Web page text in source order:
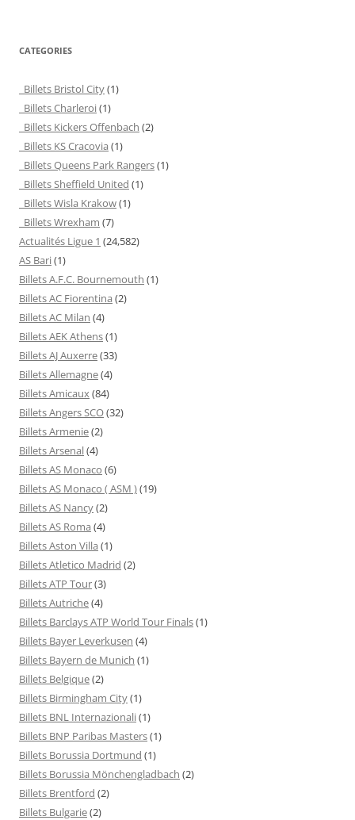
CATEGORIES
Billets Bristol City(1)
Billets Charleroi(1)
Billets Kickers Offenbach (2)
Billets KS Cracovia (1)
Billets Queens Park Rangers(1)
Billets Sheffield United (1)
Billets Wisla Krakow(1)
Billets Wrexham (7)
Actualités Ligue 1 (24,582)
AS Bari(1)
Billets A.F.C. Bournemouth (1)
Billets AC Fiorentina (2)
Billets AC Milan (4)
Billets AEK Athens(1)
Billets AJ Auxerre(33)
Billets Allemagne(4)
Billets Amicaux(84)
Billets Angers SCO(32)
Billets Armenie(2)
Billets Arsenal(4)
Billets AS Monaco (6)
Billets AS Monaco ( ASM )(19)
Billets AS Nancy(2)
Billets AS Roma (4)
Billets Aston Villa (1)
Billets Atletico Madrid (2)
Billets ATP Tour(3)
Billets Autriche(4)
Billets Barclays ATP World Tour Finals(1)
Billets Bayer Leverkusen (4)
Billets Bayern de Munich (1)
Billets Belgique(2)
Billets Birmingham City(1)
Billets BNL Internazionali(1)
Billets BNP Paribas Masters(1)
Billets Borussia Dortmund (1)
Billets Borussia Mönchengladbach (2)
Billets Brentford (2)
Billets Bulgarie(2)